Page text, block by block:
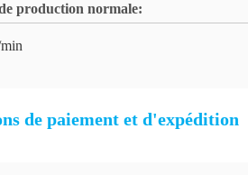
production normale:
de paiement et d'expédition